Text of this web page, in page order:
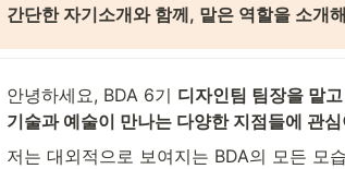
간단한 자기소개와 함께, 맡은 역할을 소개
안녕하세요, BDA 6기 디자인팀 팀장을 맡
기술과 예술이 만나는 다양한 지점들에 관
저는 대외적으로 보여지는 BDA의 모든 모